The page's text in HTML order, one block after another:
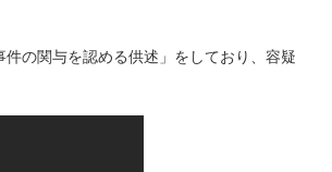
の関与を認める供述」をしており、容疑